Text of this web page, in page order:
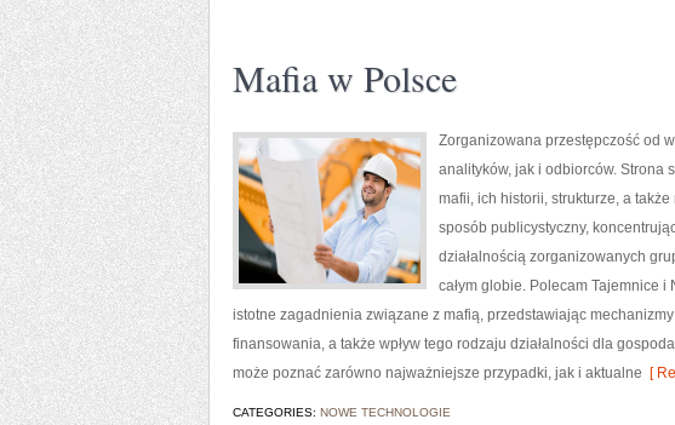
Mafia w Polsce
Zorganizowana przestępczość od
analityków, jak i odbiorców. Strona
mafii, ich historii, strukturze, a
sposób publicystyczny,
działalnością zorganizowanych
całym globie. Polecam Tajemnice
istotne zagadnienia związane z mafią, przedstawiając
finansowania, a także wpływ tego rodzaju działalności dla
może poznać zarówno najważniejsze przypadki, jak i aktualne [
CATEGORIES: NOWE TECHNOLOGIE